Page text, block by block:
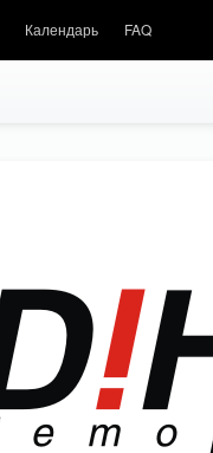
Календарь FAQ